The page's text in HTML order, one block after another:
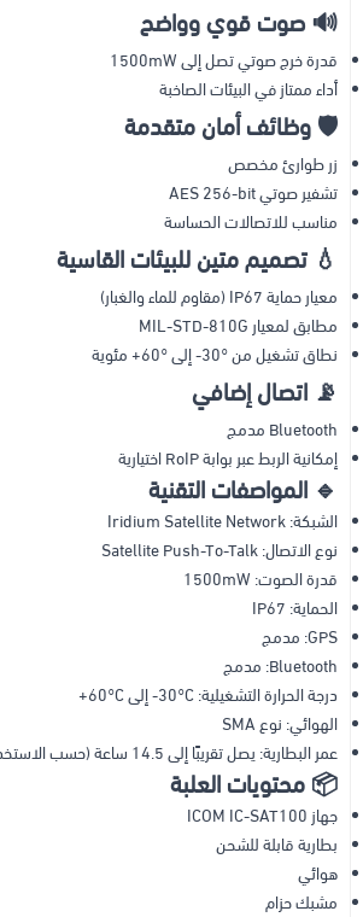
🔊 صوت قوي وواضح
قدرة خرج صوتي تصل إلى 1500mW
أداء ممتاز في البيئات الصاخبة
🛡 وظائف أمان متقدمة
زر طوارئ مخصص
تشفير صوتي AES 256-bit
مناسب للاتصالات الحساسة
💧 تصميم متين للبيئات القاسية
معيار حماية IP67 (مقاوم للماء والغبار)
مطابق لمعيار MIL-STD-810G
نطاق تشغيل من ‎-30° إلى ‎+60° مئوية
📡 اتصال إضافي
Bluetooth مدمج
إمكانية الربط عبر بوابة RoIP اختيارية
🔹 المواصفات التقنية
الشبكة: Iridium Satellite Network
نوع الاتصال: Satellite Push-To-Talk
قدرة الصوت: 1500mW
الحماية: IP67
GPS: مدمج
Bluetooth: مدمج
درجة الحرارة التشغيلية: ‎-30°C إلى ‎+60°C
الهوائي: نوع SMA
عمر البطارية: يصل تقريبًا إلى 14.5 ساعة (حسب الاستخدام)
📦 محتويات العلبة
جهاز ICOM IC-SAT100
بطارية قابلة للشحن
هوائي
مشبك حزام